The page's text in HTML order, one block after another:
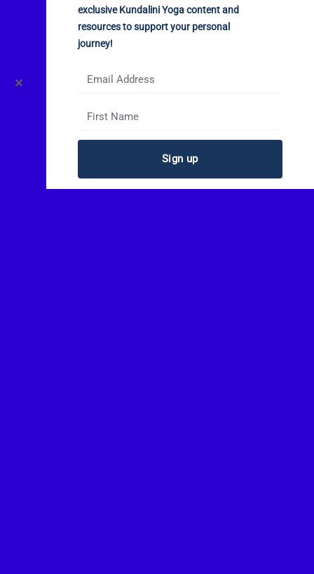
✕
exclusive Kundalini Yoga content and
resources to support your personal
journey!
Sign up